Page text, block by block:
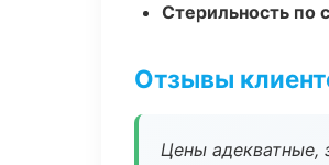
Стерильность по
Отзывы
Цены адекватные,